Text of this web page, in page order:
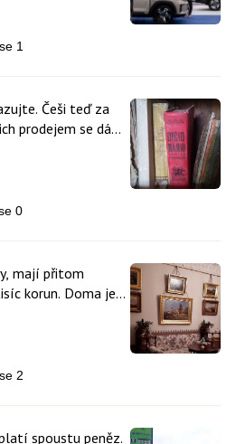
Češi teď za
prodejem se dá
mají přitom
korun. Doma je
spoustu peněz.